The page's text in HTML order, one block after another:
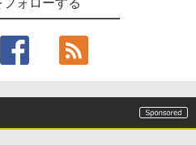
ォローする